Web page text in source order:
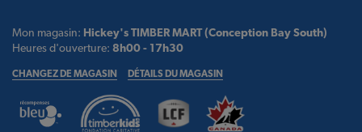
Mon magasin: Hickey's TIMBER MART (Conception Bay South)
Heures d'ouverture: 8h00 - 17h30
CHANGEZ DE MAGASIN DÉTAILS DU MAGASIN